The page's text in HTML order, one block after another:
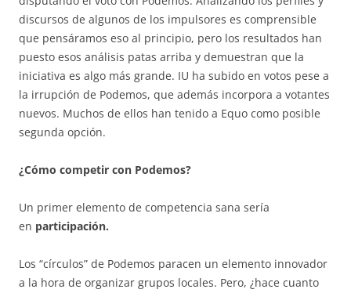
discursos de algunos de los impulsores es comprensible
que pensáramos eso al principio, pero los resultados han
puesto esos análisis patas arriba y demuestran que la
iniciativa es algo más grande. IU ha subido en votos pese a
la irrupción de Podemos, que además incorpora a votantes
nuevos. Muchos de ellos han tenido a Equo como posible
segunda opción.
¿Cómo competir con Podemos?
Un primer elemento de competencia sana sería
en participación.
Los “círculos” de Podemos paracen un elemento innovador
a la hora de organizar grupos locales. Pero, ¿hace cuanto